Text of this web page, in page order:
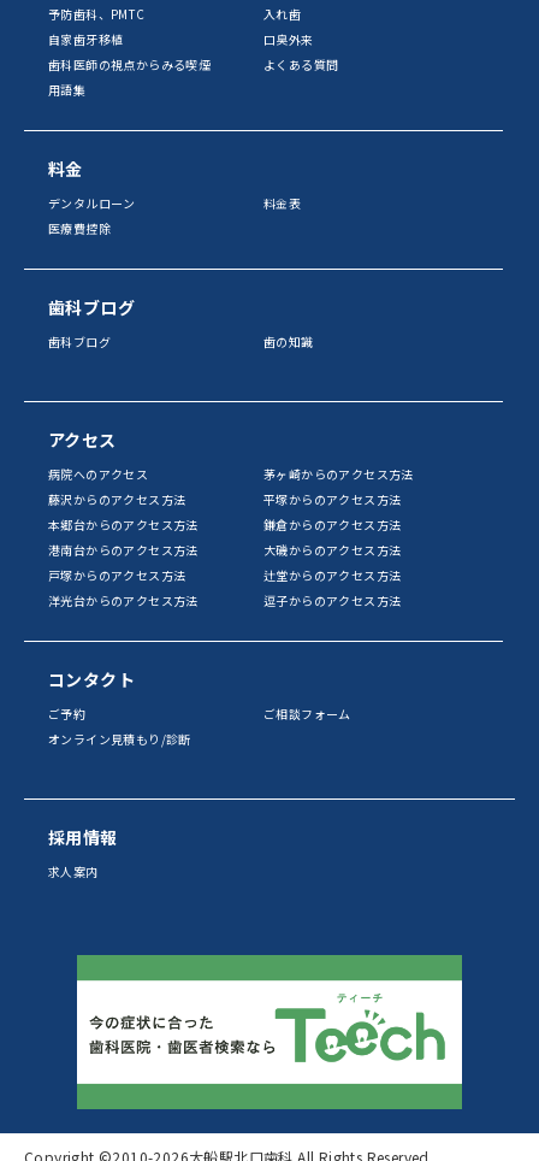
予防歯科、PMTC
入れ歯
自家歯牙移植
口臭外来
歯科医師の視点からみる喫煙
よくある質問
用語集
料金
デンタルローン
料金表
医療費控除
歯科ブログ
歯科ブログ 歯の知識
アクセス
病院へのアクセス
茅ヶ崎からのアクセス方法
藤沢からのアクセス方法
平塚からのアクセス方法
本郷台からのアクセス方法
鎌倉からのアクセス方法
港南台からのアクセス方法
大磯からのアクセス方法
戸塚からのアクセス方法
辻堂からのアクセス方法
洋光台からのアクセス方法
逗子からのアクセス方法
コンタクト
ご予約
ご相談フォーム
オンライン見積もり/診断
採用情報
求人案内